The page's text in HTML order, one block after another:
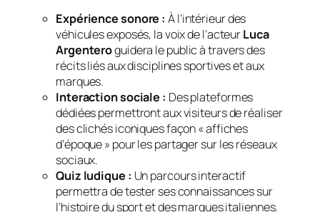
Expérience sonore : À l’intérieur des
véhicules exposés, la voix de l’acteurLuca
Argenteroguidera le public à travers des
récits liés aux disciplines sportives et aux
marques.
Interaction sociale : Des plateformes
dédiées permettront aux visiteurs de réaliser
des clichés iconiques façon « affiches
d’époque » pour les partager sur les réseaux
sociaux.
Quiz ludique : Un parcours interactif
permettra de tester ses connaissances sur
l’histoire du sport et des marques italiennes.